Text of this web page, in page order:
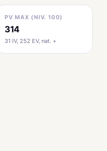
PV MAX (NIV. 100)
314
31 IV, 252 EV, nat. +